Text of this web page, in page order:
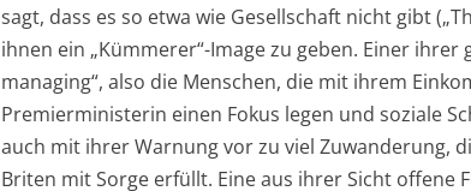
sagt, dass es so etwa wie Gesellschaft nicht gibt
ihnen ein „Kümmerer“-Image zu geben. Einer
managing“, also die Menschen, die mit ihrem
Premierministerin einen Fokus legen und soziale
auch mit ihrer Warnung vor zu viel Zuwanderung,
Briten mit Sorge erfüllt. Eine aus ihrer Sicht offene